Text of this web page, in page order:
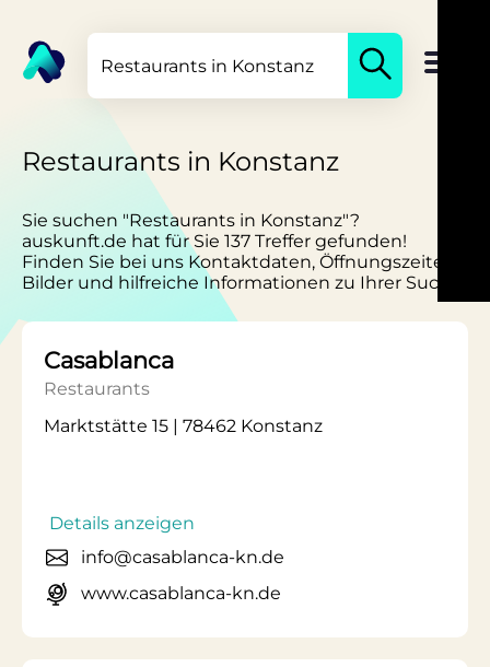
Restaurants in Konstanz
Sie suchen "Restaurants in Konstanz"?
auskunft.de hat für Sie 137 Treffer gefunden!
Finden Sie bei uns Kontaktdaten, Öffnungszeiten,
Bilder und hilfreiche Informationen zu Ihrer Suche.
Casablanca
Restaurants
Marktstätte 15 | 78462 Konstanz
Details anzeigen
info@casablanca-kn.de
www.casablanca-kn.de